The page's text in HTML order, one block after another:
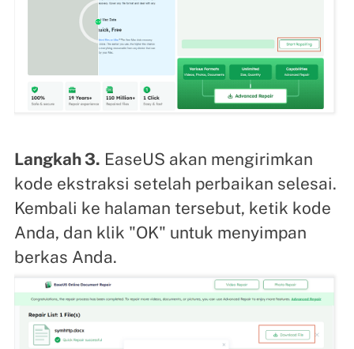
Langkah 3. EaseUS akan mengirimkan
kode ekstraksi setelah perbaikan selesai.
Kembali ke halaman tersebut, ketik kode
Anda, dan klik "OK" untuk menyimpan
berkas Anda.